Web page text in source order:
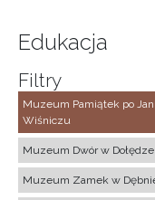
Edukacja
Filtry
Muzeum Pamiątek po
Wiśniczu
Muzeum Dwór w Dołędze
Muzeum Zamek w